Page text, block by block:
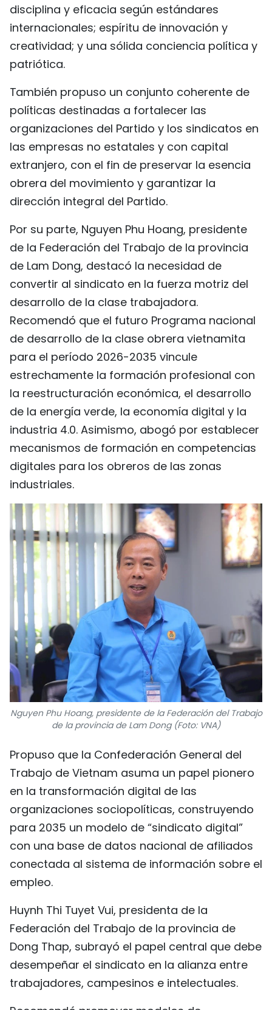
disciplina y eficacia según estándares
internacionales; espíritu de innovación y
creatividad; y una sólida conciencia política y
patriótica.
También propuso un conjunto coherente de
políticas destinadas a fortalecer las
organizaciones del Partido y los sindicatos en
las empresas no estatales y con capital
extranjero, con el fin de preservar la esencia
obrera del movimiento y garantizar la
dirección integral del Partido.
Por su parte, Nguyen Phu Hoang, presidente
de la Federación del Trabajo de la provincia
de Lam Dong, destacó la necesidad de
convertir al sindicato en la fuerza motriz del
desarrollo de la clase trabajadora.
Recomendó que el futuro Programa nacional
de desarrollo de la clase obrera vietnamita
para el período 2026-2035 vincule
estrechamente la formación profesional con
la reestructuración económica, el desarrollo
de la energía verde, la economía digital y la
industria 4.0. Asimismo, abogó por establecer
mecanismos de formación en competencias
digitales para los obreros de las zonas
industriales.
Nguyen Phu Hoang, presidente de la Federación del Trabajo
de la provincia de Lam Dong (Foto: VNA)
Propuso que la Confederación General del
Trabajo de Vietnam asuma un papel pionero
en la transformación digital de las
organizaciones sociopolíticas, construyendo
para 2035 un modelo de “sindicato digital”
con una base de datos nacional de afiliados
conectada al sistema de información sobre el
empleo.
Huynh Thi Tuyet Vui, presidenta de la
Federación del Trabajo de la provincia de
Dong Thap, subrayó el papel central que debe
desempeñar el sindicato en la alianza entre
trabajadores, campesinos e intelectuales.